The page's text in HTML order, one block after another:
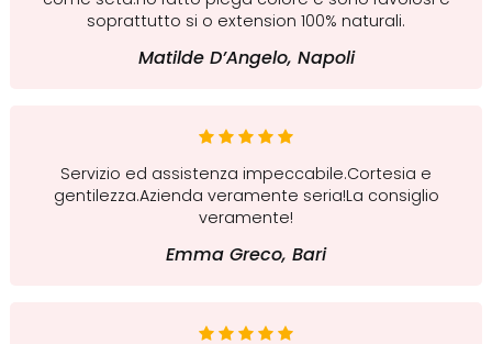
soprattutto si o extension 100% naturali.
Matilde D’Angelo, Napoli
Servizio ed assistenza impeccabile.Cortesia e
gentilezza.Azienda veramente seria!La consiglio
veramente!
Emma Greco, Bari